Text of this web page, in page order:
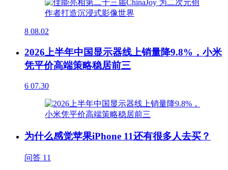
8 08.02
2026上半年中国显示器线上销量降9.8%，小米
凭平价高端策略稳居前三
6 07.30
为什么感觉苹果iPhone 11还有很多人去买？
问答 11